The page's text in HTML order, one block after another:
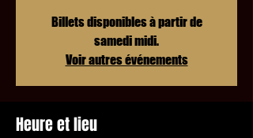
Billets disponibles à partir de
samedi midi.
Voir autres événements
Heure et lieu